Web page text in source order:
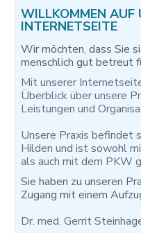
WILLKOMMEN AUF
INTERNETSEITE
Wir möchten, dass Sie
menschlich gut betreut
Mit unserer
Überblick über unsere
Leistungen und
Unsere Praxis befindet
Hilden und ist sowohl
als auch mit dem PKW
Sie haben zu unseren
Zugang mit einem
Dr. med. Gerrit